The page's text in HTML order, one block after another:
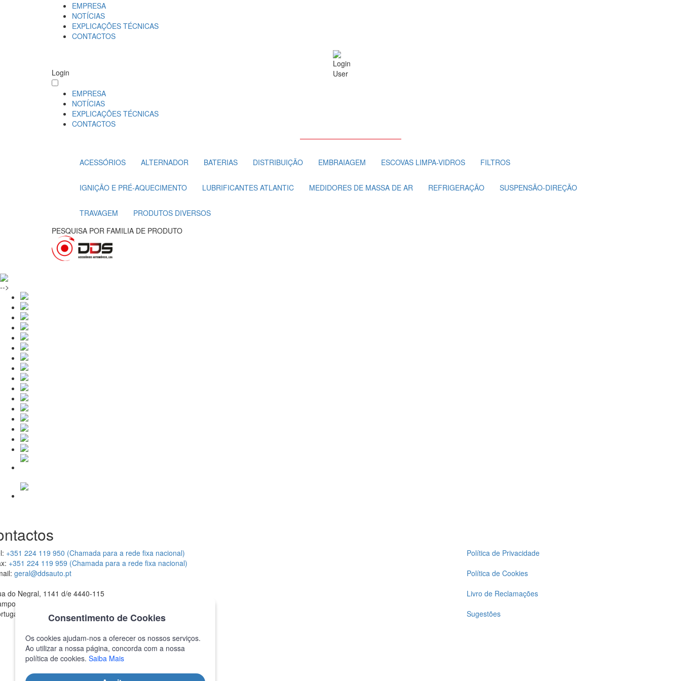
EMPRESA
NOTÍCIAS
EXPLICAÇÕES TÉCNICAS
CONTACTOS
Login
EMPRESA
NOTÍCIAS
EXPLICAÇÕES TÉCNICAS
CONTACTOS
ACESSÓRIOS ALTERNADOR BATERIAS DISTRIBUIÇÃO EMBRAIAGEM ESCOVAS LIMPA-VIDROS FILTROS
IGNIÇÃO E PRÉ-AQUECIMENTO LUBRIFICANTES ATLANTIC MEDIDORES DE MASSA DE AR REFRIGERAÇÃO SUSPENSÃO-DIREÇÃO
TRAVAGEM
PRODUTOS DIVERSOS
PESQUISA POR FAMILIA DE PRODUTO
-->
+351 224 119 950 (Chamada para a rede fixa nacional)
+351 224 119 959 (Chamada para a rede fixa nacional)
geral@ddsauto.pt
do Negral, 1141 d/e 4440-115
Valongo
Política de Privacidade
Política de Cookies
Livro de Reclamações
Sugestões
Consentimento de Cookies
Os cookies ajudam-nos a oferecer os nossos serviços.
Ao utilizar a nossa página, concorda com a nossa
política de cookies. Saiba Mais